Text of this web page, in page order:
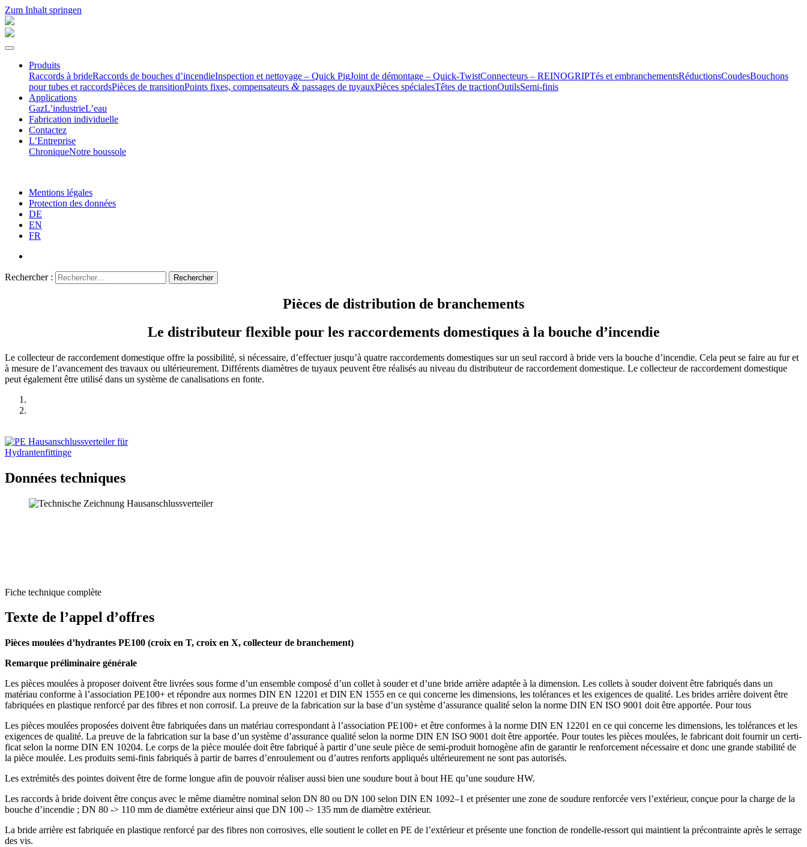
Zum Inhalt springen
Produits
Raccords à brideRaccords de bouches d’incendieInspection et nettoyage – Quick PigJoint de démontage – Quick-TwistConnec­teurs – REINOGRIPTés et embranchementsRéduc­tionsCoudesBouchons
pour tubes et raccordsPièces de transitionPoints fixes, compen­sa­teurs & passages de tuyauxPièces spécialesTêtes de tractionOutilsSemi-finis
Appli­ca­tions
GazL’industrieL’eau
Fabri­cation individuelle
Contactez
L’Entre­prise
ChroniqueNotre boussole
Mentions légales
Protection des données
DE
EN
FR
Rechercher :
Pièces de distri­bution de branchements
Le distri­buteur flexible pour les raccor­de­ments domes­tiques à la bouche d’incendie
Le collecteur de raccor­dement domes­tique offre la possi­bilité, si néces­saire, d’effectuer jusqu’à quatre raccor­de­ments domes­tiques sur un seul raccord à bride vers la bouche d’incendie. Cela peut se faire au fur et
à mesure de l’avan­cement des travaux ou ultérieu­rement. Diffé­rents diamètres de tuyaux peuvent être réalisés au niveau du distri­buteur de raccor­dement domes­tique. Le collecteur de raccor­dement domes­tique
peut également être utilisé dans un système de canali­sa­tions en fonte.
Données techniques
Fiche technique complète
Texte de l’appel d’offres
Pièces moulées d’hydrantes PE100 (croix en T, croix en X, collecteur de branchement)
Remarque préli­mi­naire générale
Les pièces moulées à proposer doivent être livrées sous forme d’un ensemble composé d’un collet à souder et d’une bride arrière adaptée à la dimension. Les collets à souder doivent être fabriqués dans un
matériau conforme à l’asso­ciation PE100+ et répondre aux normes DIN EN 12201 et DIN EN 1555 en ce qui concerne les dimen­sions, les tolérances et les exigences de qualité. Les brides arrière doivent être
fabri­quées en plastique renforcé par des fibres et non corrosif. La preuve de la fabri­cation sur la base d’un système d’assu­rance qualité selon la norme DIN EN ISO 9001 doit être apportée. Pour tous
Les pièces moulées proposées doivent être fabri­quées dans un matériau corres­pondant à l’asso­ciation PE100+ et être conformes à la norme DIN EN 12201 en ce qui concerne les dimen­sions, les tolérances et les
exigences de qualité. La preuve de la fabri­cation sur la base d’un système d’assu­rance qualité selon la norme DIN EN ISO 9001 doit être apportée. Pour toutes les pièces moulées, le fabricant doit fournir un certi­
ficat selon la norme DIN EN 10204. Le corps de la pièce moulée doit être fabriqué à partir d’une seule pièce de semi-produit homogène afin de garantir le renfor­cement néces­saire et donc une grande stabilité de
la pièce moulée. Les produits semi-finis fabriqués à partir de barres d’enrou­lement ou d’autres renforts appliqués ultérieu­rement ne sont pas autorisés.
Les extré­mités des pointes doivent être de forme longue afin de pouvoir réaliser aussi bien une soudure bout à bout HE qu’une soudure HW.
Les raccords à bride doivent être conçus avec le même diamètre nominal selon DN 80 ou DN 100 selon DIN EN 1092–1 et présenter une zone de soudure renforcée vers l’exté­rieur, conçue pour la charge de la
bouche d’incendie ; DN 80 -> 110 mm de diamètre extérieur ainsi que DN 100 -> 135 mm de diamètre extérieur.
La bride arrière est fabriquée en plastique renforcé par des fibres non corro­sives, elle soutient le collet en PE de l’exté­rieur et présente une fonction de rondelle-ressort qui maintient la précon­trainte après le serrage
des vis.